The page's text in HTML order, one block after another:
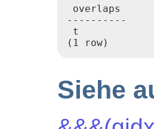
overlaps
----------
t
Siehe